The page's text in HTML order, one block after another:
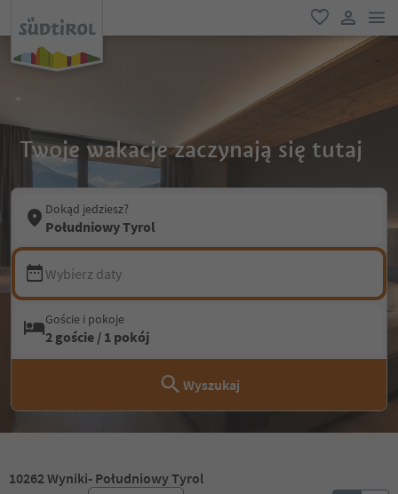
ulubione
link
Twoje wakacje zaczynają się tutaj
Dokąd jedziesz?
Południowy Tyrol
Wybierz daty
Goście i pokoje
2 goście / 1 pokój
Wyszukaj
10262Wyniki- Południowy Tyrol